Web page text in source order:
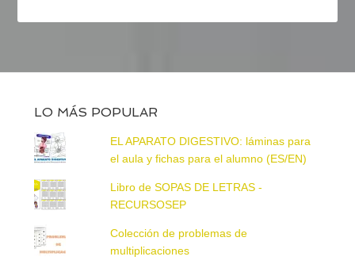
LO MÁS POPULAR
EL APARATO DIGESTIVO: láminas para
el aula y fichas para el alumno (ES/EN)
Libro de SOPAS DE LETRAS -
RECURSOSEP
Colección de problemas de
multiplicaciones